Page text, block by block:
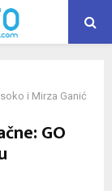
i Mirza Ganić
GO